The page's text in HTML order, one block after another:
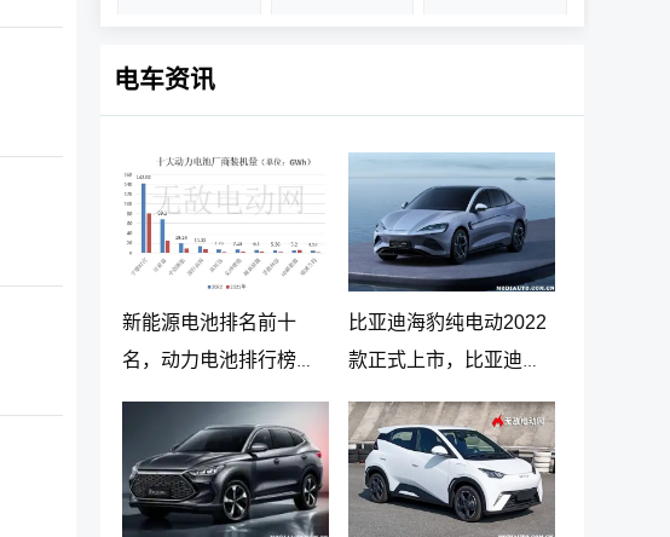
电车资讯
新能源电池排名前十
名，动力电池排行榜前
十名
比亚迪海豹纯电动2022
款正式上市，比亚迪海
豹纯电动报价20.98万起